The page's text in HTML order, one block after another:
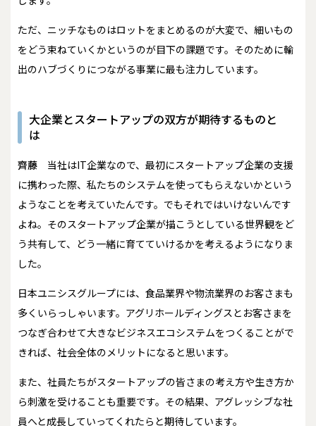
ただ、ニッチなものはロットをまとめるのが大変で、細いもの
をどう束ねていくかというのが目下の課題です。そのために輸
出のハブづくりにつながる事業に最も注力しています。
大企業とスタートアップの双方が期待するものと
は
齊藤 当社はIT企業なので、最初にスタートアップ企業の支援
に携わった際、私たちのシステムを使ってもらえないかという
ようなことを考えていたんです。でもそれではいけないんです
よね。そのスタートアップ企業が描こうとしている世界観をど
う共有して、どう一緒に育てていけるかを考えるようになりま
した。
日本ユニシスグループには、食品業界や物流業界のお客さまも
多くいらっしゃいます。アグリホールディングスとお客さまを
つなぎ合わせて大きなビジネスエコシステムをつくることがで
きれば、社会全体のメリットになると思います。
また、社員たちがスタートアップの皆さまの考え方や生き方か
ら刺激を受けることも重要です。その結果、アグレッシブな社
員へと成長していってくれたらと期待しています。